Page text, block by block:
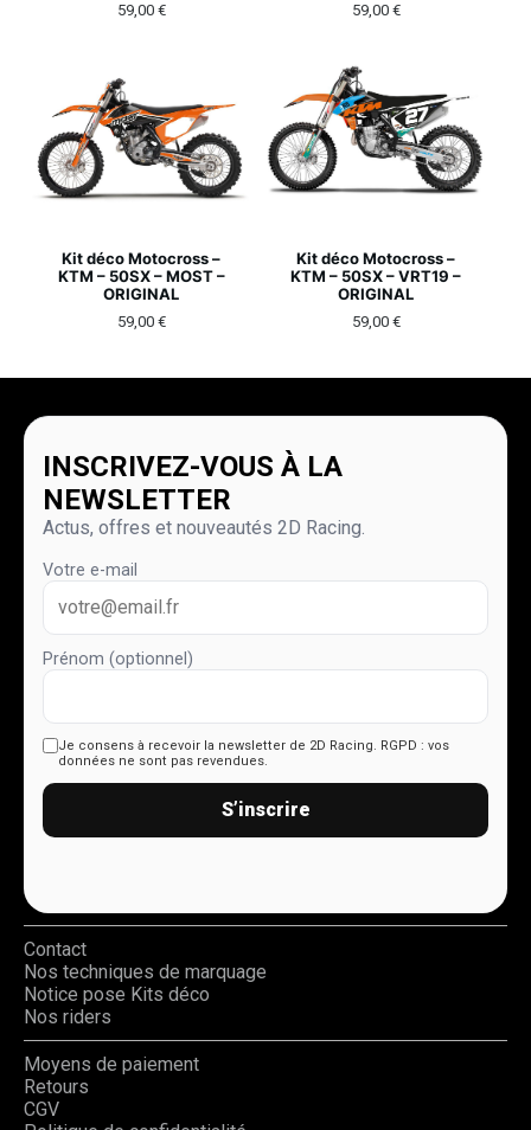
59,00 € 59,00 €
Kit déco Motocross –
KTM – 50SX – MOST –
ORIGINAL
59,00 €
Kit déco Motocross –
KTM – 50SX – VRT19 –
ORIGINAL
59,00 €
INSCRIVEZ-VOUS À LA
NEWSLETTER
Actus, offres et nouveautés 2D Racing.
Votre e-mail
Prénom (optionnel)
Je consens à recevoir la newsletter de 2D Racing. RGPD : vos
données ne sont pas revendues.
S’inscrire
Contact
Nos techniques de marquage
Notice pose Kits déco
Nos riders
Moyens de paiement
Retours
CGV